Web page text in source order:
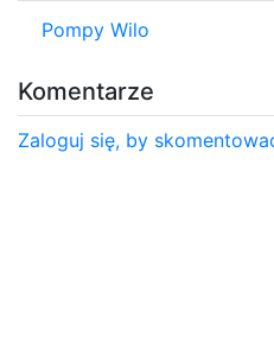
Pompy Wilo
Komentarze
Zaloguj się, by